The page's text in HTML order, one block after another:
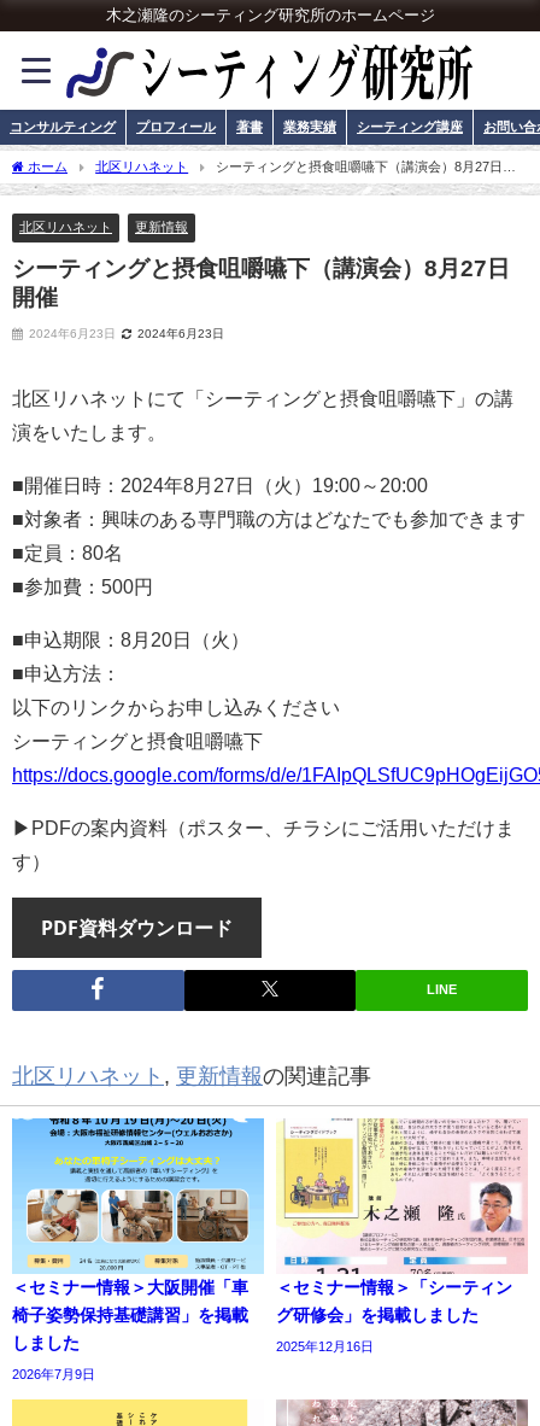
木之瀬隆のシーティング研究所のホームページ
コンサルティング プロフィール 著書 業務実績 シーティング講座 お問い合
ホーム 北区リハネット
シーティングと摂食咀嚼嚥下（講演会）8月27日開
催
北区リハネット 更新情報
シーティングと摂食咀嚼嚥下（講演会）8月27日
開催
2024年6月23日 2024年6月23日
北区リハネットにて「シーティングと摂食咀嚼嚥下」の講
演をいたします。
■開催日時：2024年8月27日（火）19:00～20:00
■対象者：興味のある専門職の方はどなたでも参加できます
■定員：80名
■参加費：500円
■申込期限：8月20日（火）
■申込方法：
以下のリンクからお申し込みください
シーティングと摂食咀嚼嚥下
https://docs.google.com/forms/d/e/
▶PDFの案内資料（ポスター、チラシにご活用いただけま
す）
PDF資料ダウンロード
LINE
北区リハネット , 更新情報の関連記事
＜セミナー情報＞大阪開催「車
椅子姿勢保持基礎講習」を掲載
しました
2026年7月9日
＜セミナー情報＞「シーティン
グ研修会」を掲載しました
2025年12月16日